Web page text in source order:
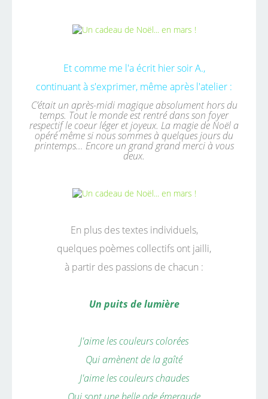
Et comme me l'a écrit hier soir A.,
continuant à s'exprimer, même après l'atelier :
C’était un après-midi magique absolument hors du
temps. Tout le monde est rentré dans son foyer
respectif le coeur léger et joyeux. La magie de Noël a
opéré même si nous sommes à quelques jours du
printemps… Encore un grand grand merci à vous
deux.
En plus des textes individuels,
quelques poèmes collectifs ont jailli,
à partir des passions de chacun :
Un puits de lumière
J'aime les couleurs colorées
Qui amènent de la gaîté
J'aime les couleurs chaudes